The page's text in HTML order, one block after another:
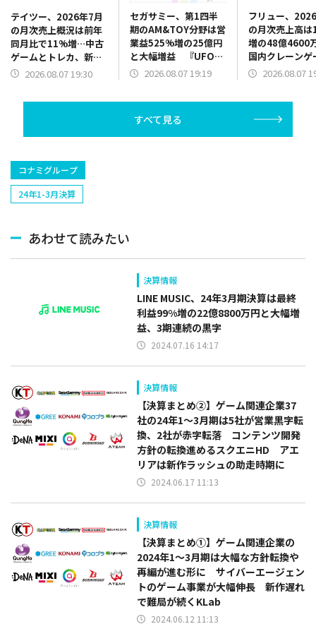
テイツー、2026年7月
の月次売上概況は前年
同月比で11%増…中古
ゲームとトレカ、新品
トレカがけん引
2026.08.07 19:30
セガサミー、第1四半
期のAM&TOY分野は営
業益525%増の25億円
と大幅増益 『UFO
CATCHER 10』販売好
2026.08.07 19:19
フリュー、
の月次売上高
増の48億4600
国内クレーンゲ
品が販売好調、
2026.08.07
すべて見る
コナミグループ
24年1-3月決算
あわせて読みたい
決算情報
LINE MUSIC、24年3月期決算は最終
利益99%増の22億8800万円と大幅増
益、3期連続の黒字
2024.07.16 14:17
決算情報
【決算まとめ②】ゲーム関連企業37
社の24年1～3月期は5社が営業黒字転
換、2社が赤字転落 コンテンツ開発
方針の転換進めるスクエニHD アエ
リアは新作ラッシュの助走時期に
2024.06.17 11:13
決算情報
【決算まとめ①】ゲーム関連企業の
2024年1～3月期は大幅な方針転換や
再編が進む形に サイバーエージェン
トのゲーム事業が大幅伸長 新作遅れ
で難局が続くKLab
2024.06.12 11:13